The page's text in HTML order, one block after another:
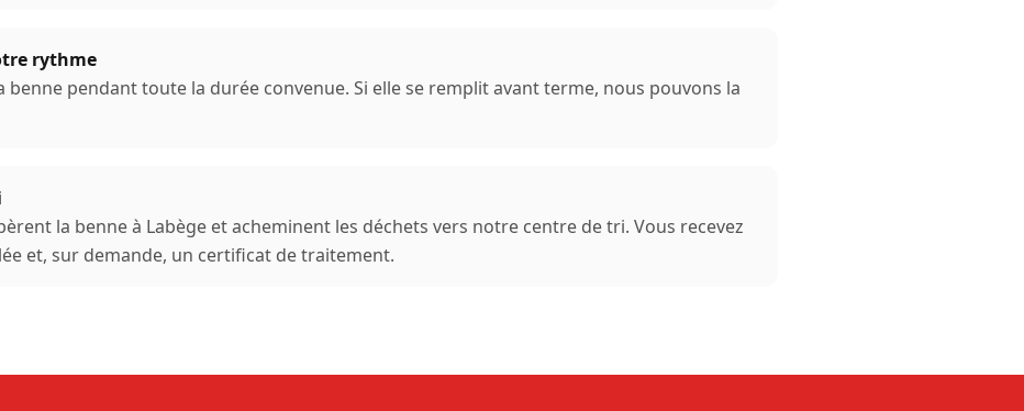
rythme
benne pendant toute la durée convenue. Si elle se remplit avant terme, nous pouvons la
la benne à Labège et acheminent les déchets vers notre centre de tri. Vous recevez
et, sur demande, un certificat de traitement.